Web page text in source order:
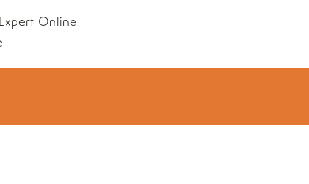
Online